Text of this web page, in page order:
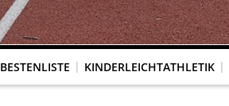
BESTENLISTE KINDERLEICHTATHLETIK